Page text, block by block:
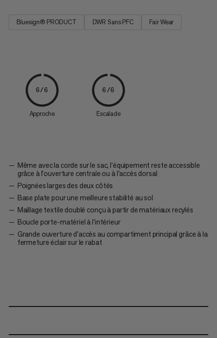
Bluesign® PRODUCT DWR Sans PFC Fair Wear
6/6
Approche
6/6
Escalade
Même avec la corde sur le sac, l'équipement reste accessible
grâce à l'ouverture centrale ou à l'accès dorsal
Poignées larges des deux côtés
Base plate pour une meilleure stabilité au sol
Maillage textile doublé conçu à partir de matériaux recylés
Boucle porte-matériel à l’intérieur
Grande ouverture d’accès au compartiment principal grâce à la
fermeture éclair sur le rabat